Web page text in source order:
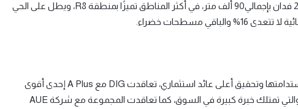
وأضاف أن المشروع يقع على مساحة 21 فدان بإجمالي90 ألف متر، في أكثر المناطق تميزًا بمنطقة R8، ويطل على الحي
مسطحات خضراء.
وتعزيرًا لقوة مشروعات المجموعة واستدامتها وتحقيق أعلى عائد استثماري، تعاقدت DIG مع A Plus إحدى أقوى
شركات إدارة المراكز التجارية والمرافق والتي تمتلك خبرة كبيرة في السوق، كما تعاقدت المجموعة مع شركة AUE